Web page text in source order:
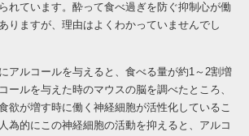
れています。酔って食べ過ぎを防ぐ抑制心が働
りますが、理由はよくわかっていませんでし
アルコールを与えると、食べる量が約1～2割増
ールを与えた時のマウスの脳を調べたところ、
欲が増す時に働く神経細胞が活性化しているこ
為的にこの神経細胞の活動を抑えると、アルコ